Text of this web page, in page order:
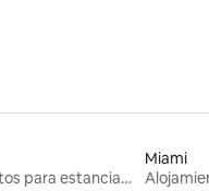
Alojamientos para estancias largas
Miami